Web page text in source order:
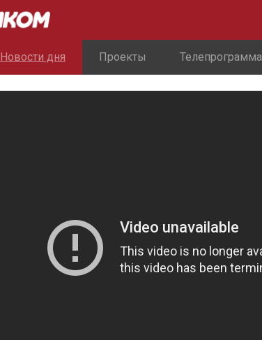
Новости дня Проекты Телепрограмма